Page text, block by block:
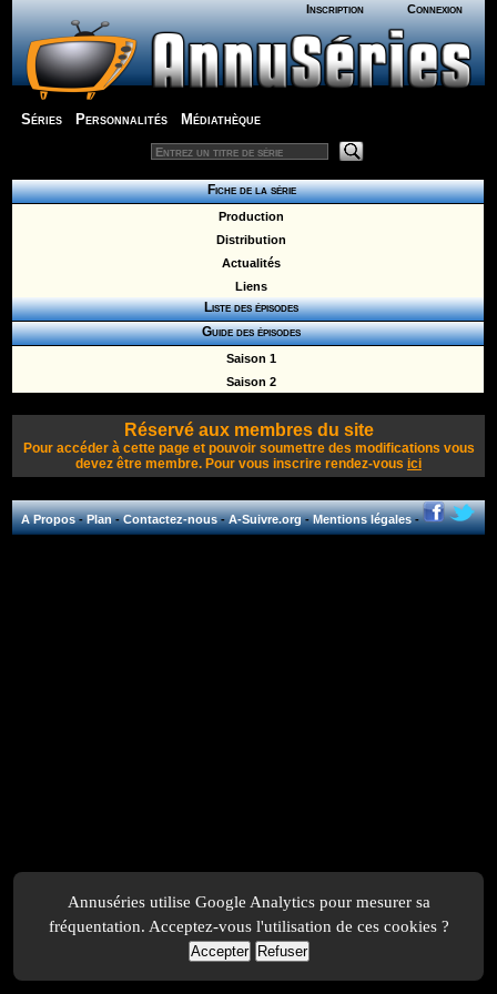
Inscription Connexion
Séries Personnalités Médiathèque
Fiche de la série
Production
Distribution
Actualités
Liens
Liste des épisodes
Guide des épisodes
Saison 1
Saison 2
Réservé aux membres du site
Pour accéder à cette page et pouvoir soumettre des modifications vous
devez être membre. Pour vous inscrire rendez-vous ici
A Propos-Plan-Contactez-nous-A-Suivre.org-Mentions légales-
Annuséries utilise Google Analytics pour mesurer sa
fréquentation. Acceptez-vous l'utilisation de ces cookies ?
Accepter Refuser